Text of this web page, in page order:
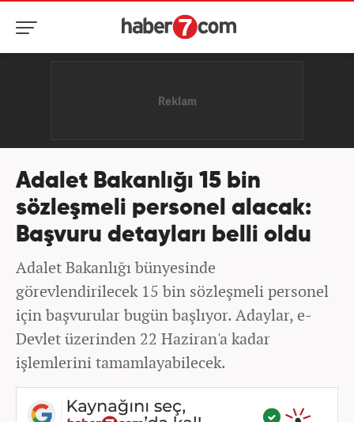
Adalet Bakanlığı 15 bin
sözleşmeli personel alacak:
Başvuru detayları belli oldu
Adalet Bakanlığı bünyesinde
görevlendirilecek 15 bin sözleşmeli personel
için başvurular bugün başlıyor. Adaylar, e-
Devlet üzerinden 22 Haziran'a kadar
işlemlerini tamamlayabilecek.